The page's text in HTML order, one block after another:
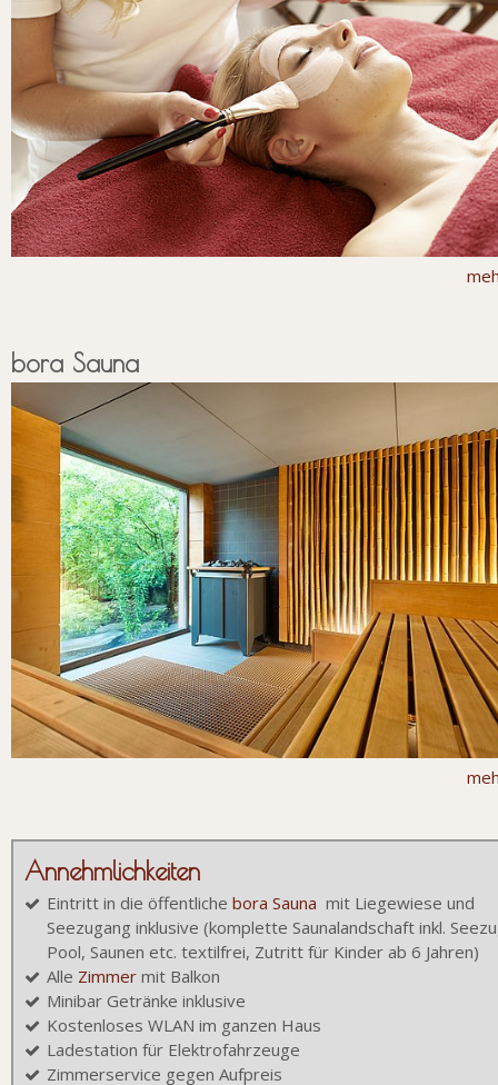
bora Sauna
Annehmlichkeiten
Eintritt in die öffentlichebora Sauna mit Liegewiese und
Seezugang inklusive (komplette Saunalandschaft inkl.
Pool, Saunen etc. textilfrei, Zutritt für Kinder ab 6 Jahren)
Alle Zimmer mit Balkon
Minibar Getränke inklusive
Kostenloses WLAN im ganzen Haus
Ladestation für Elektrofahrzeuge
Zimmerservice gegen Aufpreis